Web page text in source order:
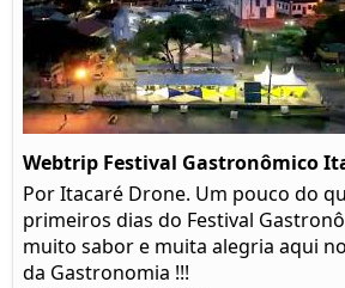
Webtrip Festival Gastronômico
Por Itacaré Drone. Um pouco do
primeiros dias do Festival
muito sabor e muita alegria aqui
da Gastronomia !!!